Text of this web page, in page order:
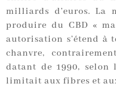
milliards d’euros. La
produire du CBD «
autorisation s’étend à
chanvre,
datant de 1990,
limitait aux fibres et